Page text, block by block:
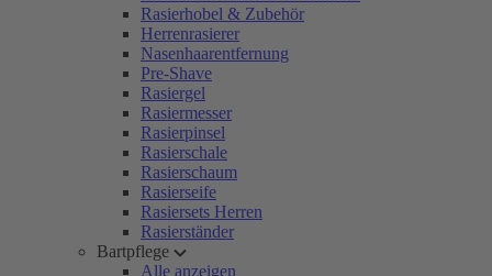
Rasierhobel & Zubehör
Herrenrasierer
Nasenhaarentfernung
Pre-Shave
Rasiergel
Rasiermesser
Rasierpinsel
Rasierschale
Rasierschaum
Rasierseife
Rasiersets Herren
Rasierständer
Bartpflege
Alle anzeigen